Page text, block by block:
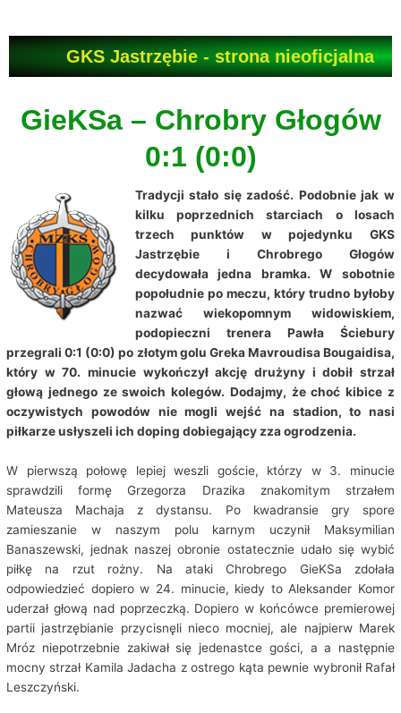
GKS Jastrzębie - strona nieoficjalna
GieKSa – Chrobry Głogów
0:1 (0:0)
Tradycji stało się zadość. Podobnie jak w
kilku poprzednich starciach o losach
trzech punktów w pojedynku GKS
Jastrzębie i Chrobrego Głogów
decydowała jedna bramka. W sobotnie
popołudnie po meczu, który trudno byłoby
nazwać wiekopomnym widowiskiem,
podopieczni trenera Pawła Ściebury
przegrali 0:1 (0:0) po złotym golu Greka Mavroudisa Bougaidisa,
który w 70. minucie wykończył akcję drużyny i dobił strzał
głową jednego ze swoich kolegów. Dodajmy, że choć kibice z
oczywistych powodów nie mogli wejść na stadion, to nasi
piłkarze usłyszeli ich doping dobiegający zza ogrodzenia.
W pierwszą połowę lepiej weszli goście, którzy w 3. minucie
sprawdzili formę Grzegorza Drazika znakomitym strzałem
Mateusza Machaja z dystansu. Po kwadransie gry spore
zamieszanie w naszym polu karnym uczynił Maksymilian
Banaszewski, jednak naszej obronie ostatecznie udało się wybić
piłkę na rzut rożny. Na ataki Chrobrego GieKSa zdołała
odpowiedzieć dopiero w 24. minucie, kiedy to Aleksander Komor
uderzał głową nad poprzeczką. Dopiero w końcówce premierowej
partii jastrzębianie przycisnęli nieco mocniej, ale najpierw Marek
Mróz niepotrzebnie zakiwał się jedenastce gości, a a następnie
mocny strzał Kamila Jadacha z ostrego kąta pewnie wybronił Rafał
Leszczyński.